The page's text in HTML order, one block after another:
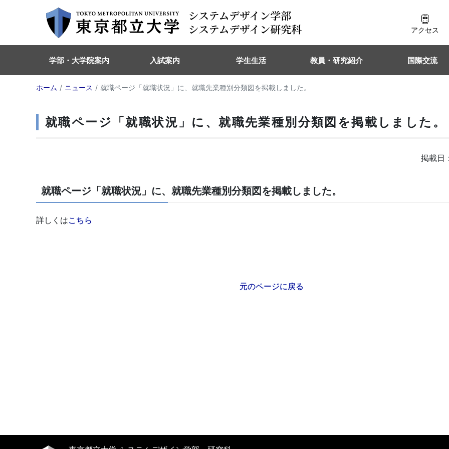
アクセス
学部・大学院案内 入試案内 学生生活 教員・研究紹介 国際交流
ホーム ニュース 就職ページ「就職状況」に、就職先業種別分類図を掲載しました。
就職ページ「就職状況」に、就職先業種別分類図を掲載しました。
掲載日
就職ページ「就職状況」に、就職先業種別分類図を掲載しました。
詳しくはこちら
元のページに戻る